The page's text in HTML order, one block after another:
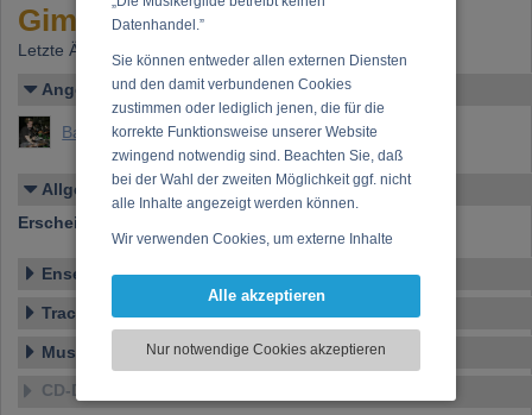
Datenhandel.”
Sie können entweder allen externen Diensten
und den damit verbundenen Cookies
zustimmen oder lediglich jenen, die für die
korrekte Funktionsweise unserer Website
zwingend notwendig sind. Beachten Sie, daß
bei der Wahl der zweiten Möglichkeit ggf. nicht
alle Inhalte angezeigt werden können.
Wir verwenden Cookies, um externe Inhalte
Funktionen für soziale Medien anbieten zu
zu analysieren. Dabei werden ggf.
Informationen zu Ihrer Verwendung unserer
soziale Medien, Werbung und Analysen
Alle akzeptieren
Nur notwendige Cookies akzeptieren
Gimme five
Letzte Änderung: 13.11.2002
Angelegt von
Bachmayer, Peter
Allgemeines
Erscheinen bei:
Ensemble
Tracklist
Musikstile
CD-Details